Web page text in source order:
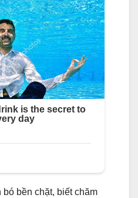
bền chặt, biết chăm